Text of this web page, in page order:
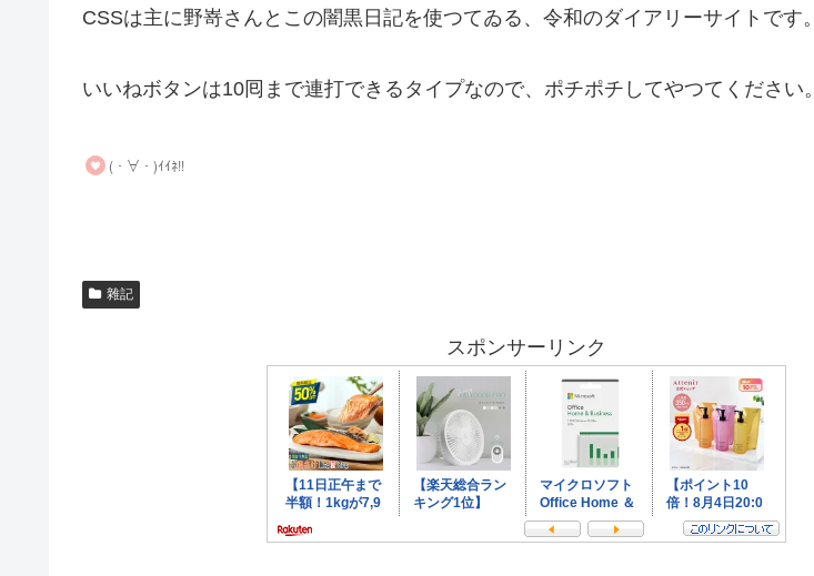
CSSは主に野嵜さんとこの闇黒日記を使つてゐる、令和のダイアリーサイトです。
いいねボタンは10囘まで連打できるタイプなので、ポチポチしてやつてください。
(・∀・)ｲｲﾈ!!
雜記
スポンサーリンク